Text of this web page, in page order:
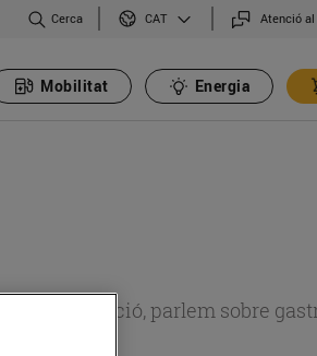
Cerca CAT Atenció
Mobilitat Energia
alimentació, parlem sobre